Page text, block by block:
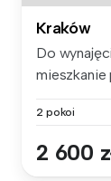
Kraków
Do
mieszkanie
2 pokoi
2 600